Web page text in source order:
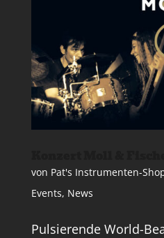
von Pat's Instrumenten-
Events, News
Pulsierende World-